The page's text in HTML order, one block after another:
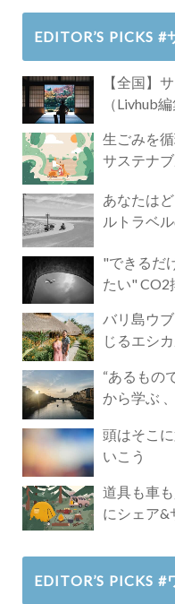
EDITOR’S PICKS
【全国】
（Livhub
生ごみを
サステナ
あなたはどう旅する
ルトラベ
"できるだ
たい" CO2
バリ島ウ
じるエシ
“あるもの
から学ぶ
頭はそこ
いこう
道具も車
にシェア&
EDITOR’S PICKS #